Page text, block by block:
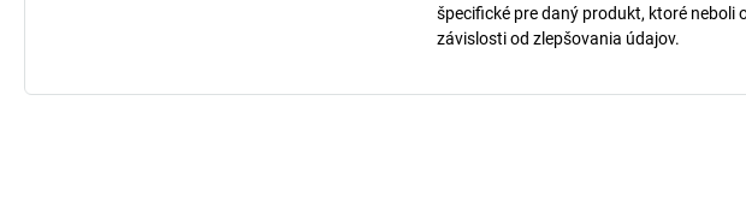
špecifické pre daný produkt, ktoré neboli
závislosti od zlepšovania údajov.